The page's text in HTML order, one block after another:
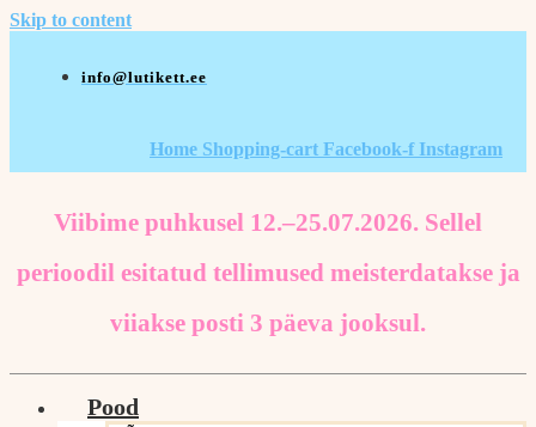
Skip to content
info@lutikett.ee
Home Shopping-cart Facebook-f Instagram
Viibime puhkusel 12.–25.07.2026. Sellel
perioodil esitatud tellimused meisterdatakse ja
viiakse posti 3 päeva jooksul.
Pood